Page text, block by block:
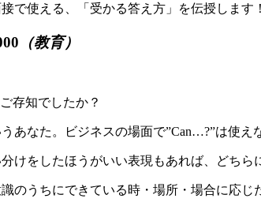
で使える、「受かる答え方」を伝授します！
（教育）
存知でしたか？
あなた。ビジネスの場面で”Can…?”は使
けをしたほうがいい表現もあれば、どち
のうちにできている時・場所・場合に応